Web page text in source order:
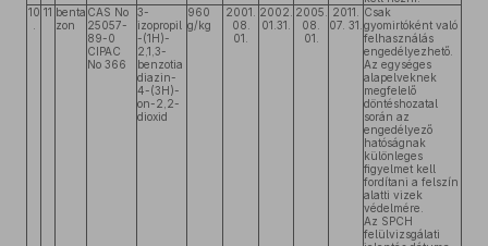
10 11 benta
zon
CAS No
25057-
89-0
CIPAC
No 366
3-
izopropil
-(1H)-
2,1,3-
benzotia
diazin-
4-(3H)-
on-2,2-
dioxid
960
g/kg
2001.
08.
01.
2002.
01.31.
2005.
08.
01.
2011.
07. 31.
Csak
gyomirtóként való
felhasználás
engedélyezhető.
Az egységes
alapelveknek
megfelelő
döntéshozatal
során az
engedélyező
hatóságnak
különleges
figyelmet kell
fordítani a felszín
alatti vizek
védelmére.
Az SPCH
felülvizsgálati